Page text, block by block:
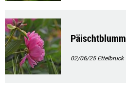
Päischtblumm
02/06/25Ettelbruck